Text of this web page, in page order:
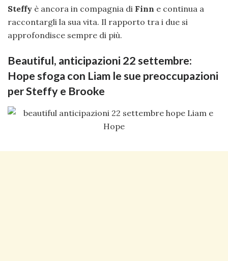
Steffy è ancora in compagnia di Finn e continua a
raccontargli la sua vita. Il rapporto tra i due si
approfondisce sempre di più.
Beautiful, anticipazioni 22 settembre:
Hope sfoga con Liam le sue preoccupazioni
per Steffy e Brooke